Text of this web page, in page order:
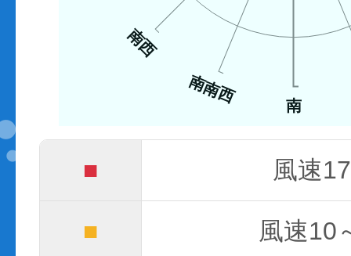
南
南南西
南西
■ 風速
■ 風速10